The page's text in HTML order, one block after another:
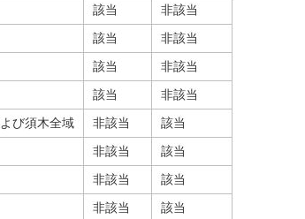
該当
非該当
該当
非該当
該当
非該当
該当
非該当
び須木全域 非該当
該当
非該当
該当
非該当
該当
非該当
該当